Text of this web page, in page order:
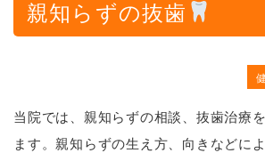
親知らずの抜歯
当院では、親知らずの相談、抜歯治療
ます。親知らずの生え方、向きなどに